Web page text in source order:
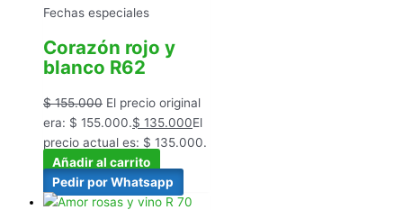
Fechas especiales
Corazón rojo y
blanco R62
$155.000 El precio original
era: $ 155.000.$ 135.000El
precio actual es: $ 135.000.
Añadir al carrito
Pedir por Whatsapp